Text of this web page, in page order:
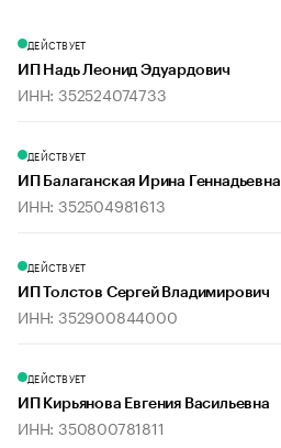
ДЕЙСТВУЕТ
ИП Надь Леонид Эдуардович
ИНН: 352524074733
ДЕЙСТВУЕТ
ИП Балаганская Ирина Геннадьевна
ИНН: 352504981613
ДЕЙСТВУЕТ
ИП Толстов Сергей Владимирович
ИНН: 352900844000
ДЕЙСТВУЕТ
ИП Кирьянова Евгения Васильевна
ИНН: 350800781811